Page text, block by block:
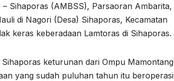
Sihaporas (AMBSS), Parsaoran Ambarita,
di Nagori (Desa) Sihaporas, Kecamatan
keras keberadaan Lamtoras di Sihaporas.
keturunan dari Ompu Mamontang
yang sudah puluhan tahun itu beroperasi